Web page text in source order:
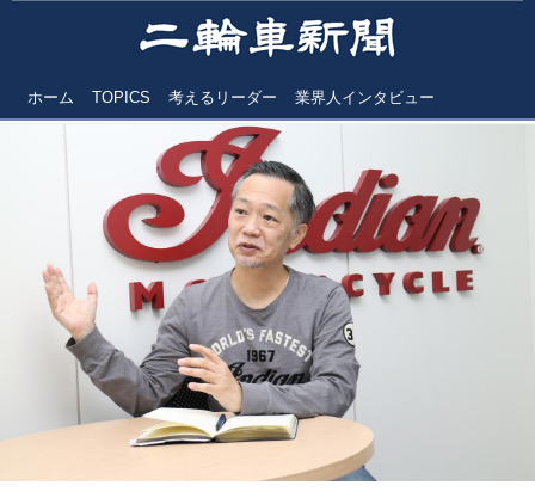
ホーム TOPICS 考えるリーダー 業界人インタビュー